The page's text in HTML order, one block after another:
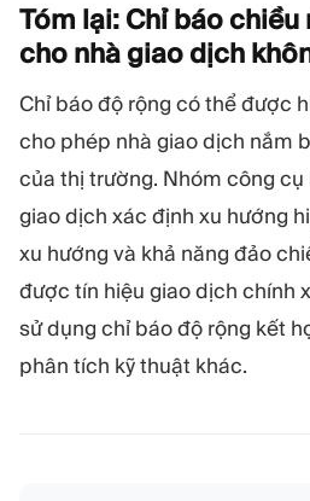
Tóm lại: Chỉ báo
cho nhà giao dịch
Chỉ báo độ rộng có thể được
cho phép nhà giao dịch nắm
của thị trường. Nhóm công cụ
giao dịch xác định xu hướng
xu hướng và khả năng đảo
được tín hiệu giao dịch chính
sử dụng chỉ báo độ rộng kết
phân tích kỹ thuật khác.